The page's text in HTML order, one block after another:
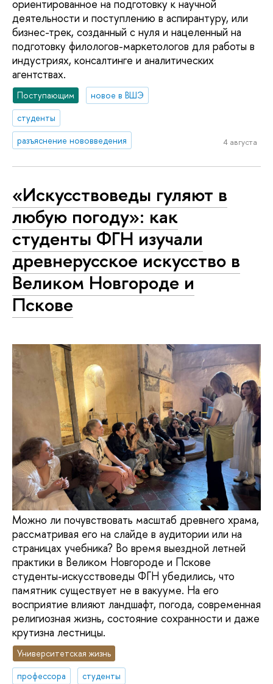
ориентированное на подготовку к научной
деятельности и поступлению в аспирантуру, или
бизнес-трек, созданный с нуля и нацеленный на
подготовку филологов-маркетологов для работы в
индустриях, консалтинге и аналитических
агентствах.
Поступающим
новое в ВШЭ
студенты
разъяснение нововведения
4 августа
«Искусствоведы гуляют в
любую погоду»: как
студенты ФГН изучали
древнерусское искусство в
Великом Новгороде и
Пскове
Можно ли почувствовать масштаб древнего храма,
рассматривая его на слайде в аудитории или на
страницах учебника? Во время выездной летней
практики в Великом Новгороде и Пскове
студенты-искусствоведы ФГН убедились, что
памятник существует не в вакууме. На его
восприятие влияют ландшафт, погода, современная
религиозная жизнь, состояние сохранности и даже
крутизна лестницы.
Университетская жизнь
профессора
студенты